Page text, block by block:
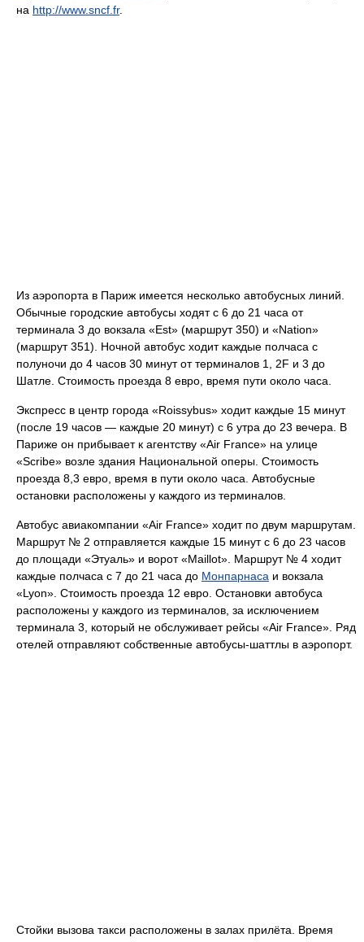
на http://www.sncf.fr.
Из аэропорта в Париж имеется несколько автобусных линий.
Обычные городские автобусы ходят с 6 до 21 часа от
терминала 3 до вокзала «Est» (маршрут 350) и «Nation»
(маршрут 351). Ночной автобус ходит каждые полчаса с
полуночи до 4 часов 30 минут от терминалов 1, 2F и 3 до
Шатле. Стоимость проезда 8 евро, время пути около часа.
Экспресс в центр города «Roissybus» ходит каждые 15 минут
(после 19 часов — каждые 20 минут) с 6 утра до 23 вечера. В
Париже он прибывает к агентству «Air France» на улице
«Scribe» возле здания Национальной оперы. Стоимость
проезда 8,3 евро, время в пути около часа. Автобусные
остановки расположены у каждого из терминалов.
Автобус авиакомпании «Air France» ходит по двум маршрутам.
Маршрут № 2 отправляется каждые 15 минут с 6 до 23 часов
до площади «Этуаль» и ворот «Maillot». Маршрут № 4 ходит
каждые полчаса с 7 до 21 часа до Монпарнаса и вокзала
«Lyon». Стоимость проезда 12 евро. Остановки автобуса
расположены у каждого из терминалов, за исключением
терминала 3, который не обслуживает рейсы «Air France». Ряд
отелей отправляют собственные автобусы-шаттлы в аэропорт.
Стойки вызова такси расположены в залах прилёта. Время